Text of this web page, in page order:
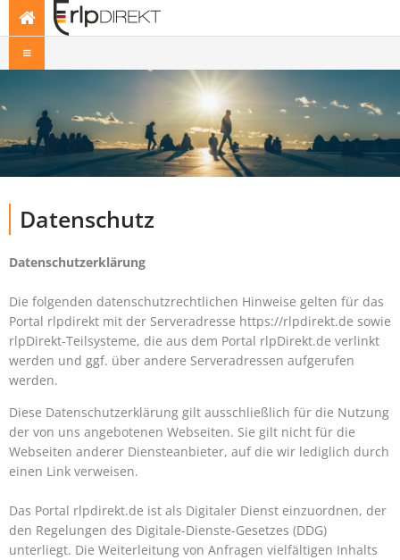
Datenschutz
Datenschutzerklärung
Die folgenden datenschutzrechtlichen Hinweise gelten für das
Portal rlpdirekt mit der Serveradresse https://rlpdirekt.de sowie
rlpDirekt-Teilsysteme, die aus dem Portal rlpDirekt.de verlinkt
werden und ggf. über andere Serveradressen aufgerufen
werden.
Diese Datenschutzerklärung gilt ausschließlich für die Nutzung
der von uns angebotenen Webseiten. Sie gilt nicht für die
Webseiten anderer Diensteanbieter, auf die wir lediglich durch
einen Link verweisen.
Das Portal rlpdirekt.de ist als Digitaler Dienst einzuordnen, der
den Regelungen des Digitale-Dienste-Gesetzes (DDG)
unterliegt. Die Weiterleitung von Anfragen vielfältigen Inhalts